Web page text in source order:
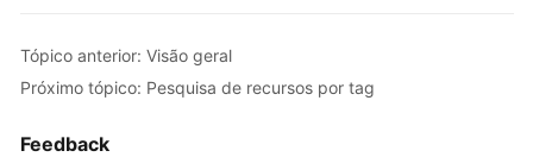
frequentes
de
Tópico anterior: Visão geral
Próximo tópico: Pesquisa de recursos por tag
Feedback